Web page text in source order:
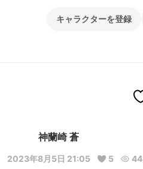
キャラクターを登録
神蘭崎 蒼
2023年8月5日 21:05 5 44